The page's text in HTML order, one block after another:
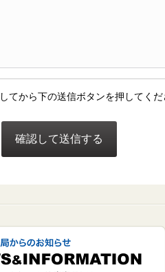
てから下の送信ボタンを押してくだ